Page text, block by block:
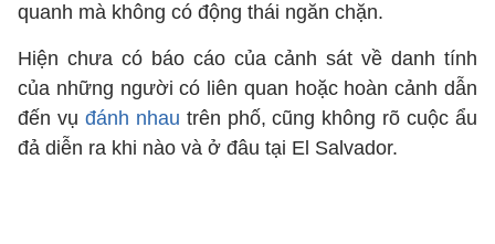
quanh mà không có động thái ngăn chặn.
Hiện chưa có báo cáo của cảnh sát về danh tính
của những người có liên quan hoặc hoàn cảnh dẫn
đến vụ đánh nhau trên phố, cũng không rõ cuộc ẩu
đả diễn ra khi nào và ở đâu tại El Salvador.